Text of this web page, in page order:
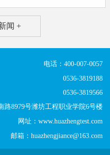
境保护验收暂行办法〉的公
〕4号)等法律文件有关规
公示，公示期为2024年8月
闻 +
电话：400-007-0057
0536-3819188
0536-3819566
路8979号潍坊工程职业学院6号楼
网址：www.huazhengtest.com
邮箱：huazhengjiance@163.com